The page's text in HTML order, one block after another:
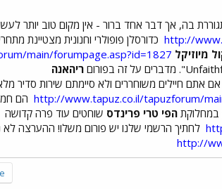
בה, אך דבר אחד ברור - אין מקום טוב יותר
http:// כדורסלן פופולרי וחנונית מצטיינת
מיוזיקל main/forumpage.asp?id=1827
ריהאנה
אם אתם חיילים משוחררים ולא סיימתם שירות סדיר
http://www.tapuz.co.il/tapuzforum/ הם
במחלוקת הפי טרי פרינדס שוחטים עוד פרה קדושה
לחתיך הרשמי שלנו יש פורום משלו! ההערצה לא
http://